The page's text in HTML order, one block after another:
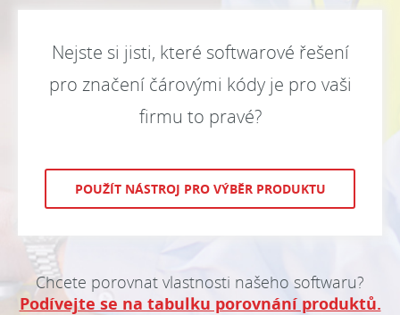
Nejste si jisti, které softwarové řešení
pro značení čárovými kódy je pro vaši
firmu to pravé?
POUŽÍT NÁSTROJ PRO VÝBĚR PRODUKTU
Chcete porovnat vlastnosti našeho softwaru?
Podívejte se na tabulku porovnání produktů.